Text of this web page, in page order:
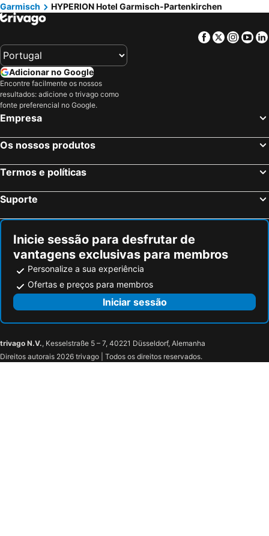
Garmisch
HYPERION Hotel Garmisch-Partenkirchen
Facebook
Twitter
Adicionar no Google
Encontre facilmente os nossos
resultados: adicione o trivago como
fonte preferencial no Google.
Empresa
Os nossos produtos
Termos e políticas
Suporte
Inicie sessão para desfrutar de
vantagens exclusivas para membros
Personalize a sua experiência
Ofertas e preços para membros
Iniciar sessão
trivago N.V., Kesselstraße 5 – 7, 40221 Düsseldorf, Alemanha
Direitos autorais 2026 trivago | Todos os direitos reservados.